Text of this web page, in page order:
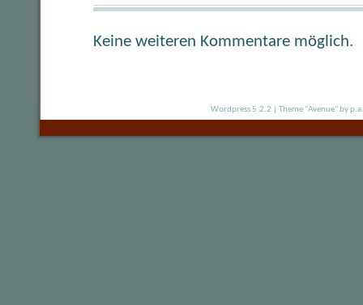
Keine weiteren Kommentare möglich.
Wordpress 5.2.2 Theme "Avenue" by